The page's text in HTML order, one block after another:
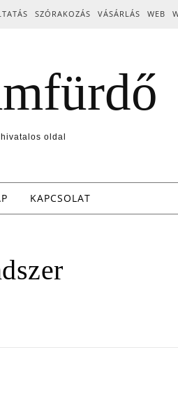
SZÓRAKOZÁS VÁSÁRLÁS WEB
hivatalos oldal
KAPCSOLAT